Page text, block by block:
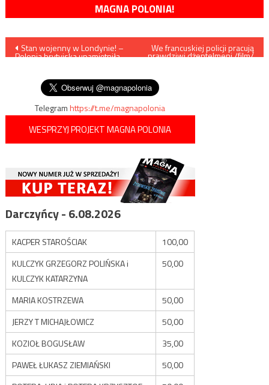
MAGNA POLONIA!
Nawigacja
Stan wojenny w Londynie! –
Polonia brytyjska upamiętniła
We francuskiej policji pracują
prawdziwi dżentelmeni /film/
Telegramhttps://t.me/magnapolonia
WESPRZYJ PROJEKT MAGNA POLONIA
Darczyńcy - 6.08.2026
KACPER STAROŚCIAK
100,00
KULCZYK GRZEGORZ POLIŃSKA i
KULCZYK KATARZYNA
50,00
MARIA KOSTRZEWA
50,00
JERZY T MICHAJŁOWICZ
50,00
KOZIOŁ BOGUSŁAW
35,00
PAWEŁ ŁUKASZ ZIEMIAŃSKI
50,00